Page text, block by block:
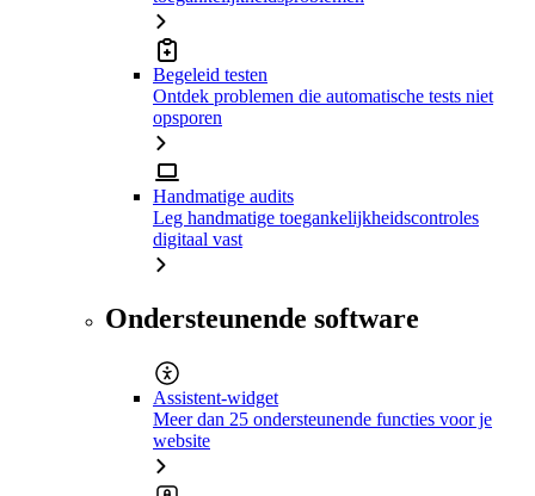
Begeleid testen
Ontdek problemen die automatische tests niet
opsporen
Handmatige audits
Leg handmatige toegankelijkheidscontroles
digitaal vast
Ondersteunende software
Assistent-widget
Meer dan 25 ondersteunende functies voor je
website